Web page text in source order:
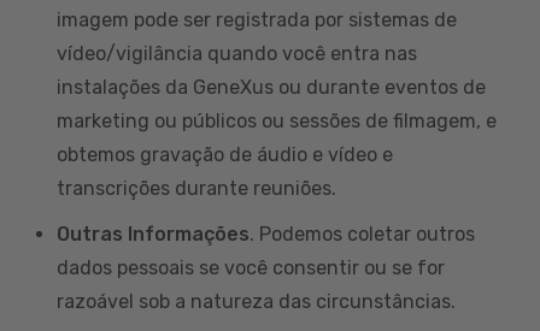
imagem pode ser registrada por sistemas de
vídeo/vigilância quando você entra nas
instalações da GeneXus ou durante eventos de
marketing ou públicos ou sessões de filmagem, e
obtemos gravação de áudio e vídeo e
transcrições durante reuniões.
Outras Informações. Podemos coletar outros
dados pessoais se você consentir ou se for
razoável sob a natureza das circunstâncias.